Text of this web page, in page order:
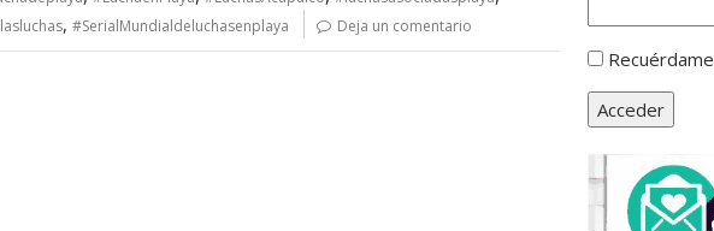
, #SerialMundialdeluchasenplaya Deja un comentario
Recuérdame
Acceder